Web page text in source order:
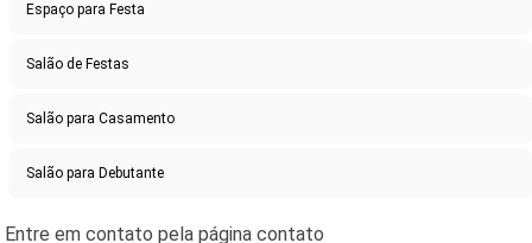
Espaço para Festa
Salão de Festas
Salão para Casamento
Salão para Debutante